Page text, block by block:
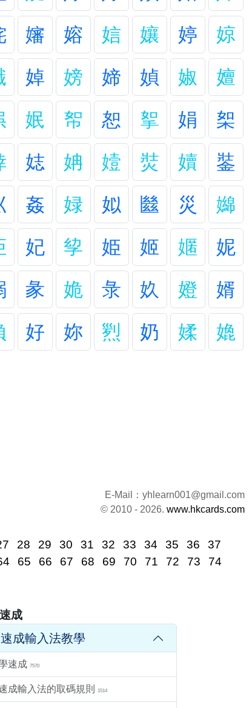
嬸 嫆 娮 孃 婷
婛
婥 嫎 媂 媜 婌
嬗
姄 帤 恕 挐 娟
桇
娡 姌 嬄 焋 嬻
銺
姦 娽 姒 㡭 災
嬵
妃 孧 姫 姬 嫟
妮
彖 姽 彔 奺 嬁
婿
好 妳 煭 奶 媃
嫓
E-Mail： yhlearn001@gmail.com
© 2010 - 2026. www.hkcards.com
28 29 30 31 32 33 34 35 36
37
65 66 67 68 69 70 71 72 73
74
成
速成輸入法教學
速成 7570
成輸入法的取碼規則 1514